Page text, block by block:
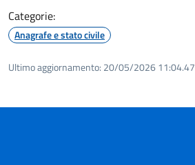
Categorie:
Anagrafe e stato civile
Ultimo aggiornamento: 20/05/2026 11:04.47